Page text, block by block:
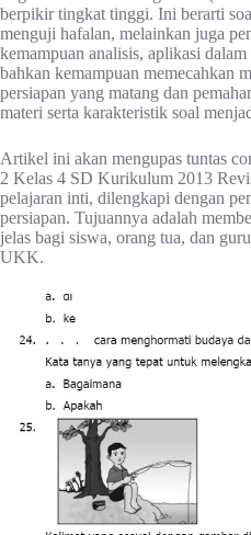
berpikir tingkat tinggi. Ini berarti
menguji hafalan, melainkan juga
kemampuan analisis, aplikasi
bahkan kemampuan memecahkan
persiapan yang matang dan
materi serta karakteristik soal
Artikel ini akan mengupas tuntas
2 Kelas 4 SD Kurikulum 2013
pelajaran inti, dilengkapi dengan
persiapan. Tujuannya adalah
jelas bagi siswa, orang tua, dan
UKK.